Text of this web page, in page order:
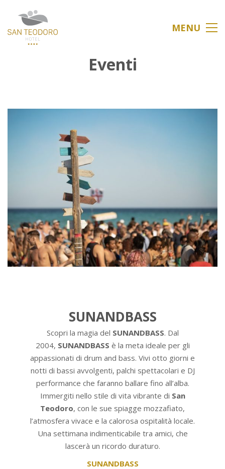
MENU
Eventi
SUNANDBASS
Scopri la magia del SUNANDBASS. Dal
2004, SUNANDBASS è la meta ideale per gli
appassionati di drum and bass. Vivi otto giorni e
notti di bassi avvolgenti, palchi spettacolari e DJ
performance che faranno ballare fino all’alba.
Immergiti nello stile di vita vibrante di San
Teodoro, con le sue spiagge mozzafiato,
l’atmosfera vivace e la calorosa ospitalità locale.
Una settimana indimenticabile tra amici, che
lascerà un ricordo duraturo.
SUNANDBASS